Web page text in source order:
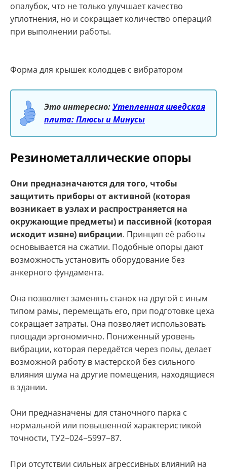
опалубок, что не только улучшает качество
уплотнения, но и сокращает количество операций
при выполнении работы.
Форма для крышек колодцев с вибратором
Это интересно:Утепленная шведская
плита: Плюсы и Минусы
Резинометаллические опоры
Они предназначаются для того, чтобы
защитить приборы от активной (которая
возникает в узлах и распространяется на
окружающие предметы) и пассивной (которая
исходит извне) вибрации. Принцип её работы
основывается на сжатии. Подобные опоры дают
возможность установить оборудование без
анкерного фундамента.
Она позволяет заменять станок на другой с иным
типом рамы, перемещать его, при подготовке цеха
сокращает затраты. Она позволяет использовать
площади эргономично. Пониженный уровень
вибрации, которая передаётся через полы, делает
возможной работу в мастерской без сильного
влияния шума на другие помещения, находящиеся
в здании.
Они предназначены для станочного парка с
нормальной или повышенной характеристикой
точности, ТУ2−024−5997−87.
При отсутствии сильных агрессивных влияний на